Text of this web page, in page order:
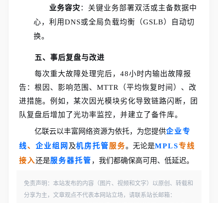
业务容灾：关键业务部署双活或主备数据中
心，利用DNS或全局负载均衡（GSLB）自动切
换。
五、事后复盘与改进
每次重大故障处理完后，48小时内输出故障报
告：根因、影响范围、MTTR（平均恢复时间）、改
进措施。例如，某次因光模块劣化导致链路闪断，团
队复盘后增加了光功率监控，并建立了备件库。
亿联云以丰富网络资源为依托，为您提供企业专
线、企业组网 及机房托管服务。无论是MPLS专线
接入还是服务器托管 ，我们都确保高可用、低延迟。
免责声明：本站发布的内容（图片、视频和文字）以原创、转载和
分享为主，文章观点不代表本网站立场，请联系站长邮箱：